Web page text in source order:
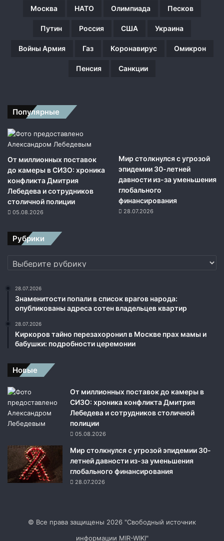
Москва НАТО Олимпиада Песков
Путин Россия США Украина
Войны Армия Газ Коронавирус Омикрон
Пенсия Санкции
Популярные
От миллионных поставок
до камеры в СИЗО: хроника
конфликта Дмитрия
Лебедева и сотрудников
столичной полиции
05.08.2026
Мир столкнулся с угрозой
эпидемии 30-летней
давности из-за уменьшения
глобального
финансирования
28.07.2026
Рубрики
Рубрики
28.07.2026
Знаменитости попали в список врагов народа:
опубликованы адреса сотен владельцев квартир
28.07.2026
Киркоров тайно перезахоронил в Москве прах мамы и
бабушки: подробности церемонии
Новые
От миллионных поставок до камеры в
СИЗО: хроника конфликта Дмитрия
Лебедева и сотрудников столичной
полиции
05.08.2026
Мир столкнулся с угрозой эпидемии 30-
летней давности из-за уменьшения
глобального финансирования
28.07.2026
© Все права защищены 2026 "Свободный источник
информации MIR-WIKI"